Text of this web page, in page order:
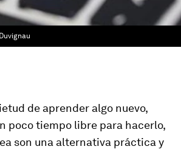
de aprender algo nuevo,
poco tiempo libre para hacerlo,
son una alternativa práctica y